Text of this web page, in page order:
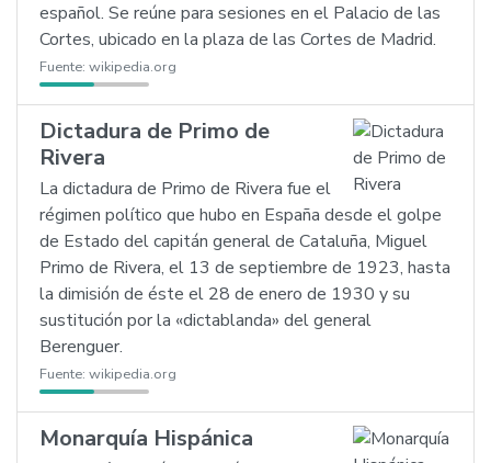
español. Se reúne para sesiones en el Palacio de las
Cortes, ubicado en la plaza de las Cortes de Madrid.
Fuente: wikipedia.org
Dictadura de Primo de
Rivera
La dictadura de Primo de Rivera fue el
régimen político que hubo en España desde el golpe
de Estado del capitán general de Cataluña, Miguel
Primo de Rivera, el 13 de septiembre de 1923, hasta
la dimisión de éste el 28 de enero de 1930 y su
sustitución por la «dictablanda» del general
Berenguer.
Fuente: wikipedia.org
Monarquía Hispánica